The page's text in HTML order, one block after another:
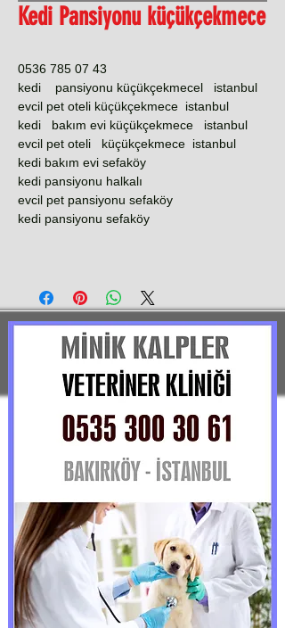
Kedi Pansiyonu küçükçekmece
0536 785 07 43
kedi pansiyonu küçükçekmecel istanbul
evcil pet oteli küçükçekmece istanbul
kedi bakım evi küçükçekmece istanbul
evcil pet oteli küçükçekmece istanbul
kedi bakım evi sefaköy
kedi pansiyonu halkalı
evcil pet pansiyonu sefaköy
kedi pansiyonu sefaköy